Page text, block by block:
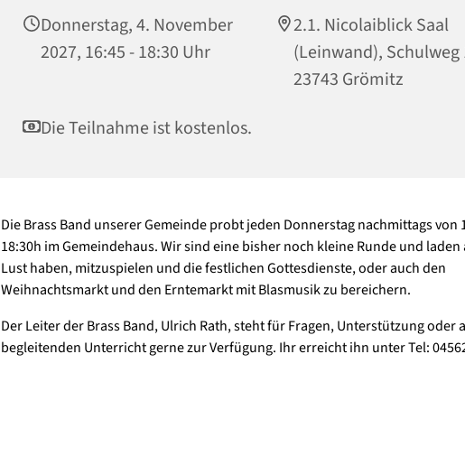
Donnerstag, 4. November
2027, 16:45 - 18:30 Uhr
2.1. Nicolaiblick Saal
(Leinwand), Schulweg
23743 Grömitz
Die Teilnahme ist kostenlos.
Die Brass Band unserer Gemeinde probt jeden Donnerstag nachmittags von
18:30h im Gemeindehaus. Wir sind eine bisher noch kleine Runde und laden
Lust haben, mitzuspielen und die festlichen Gottesdienste, oder auch den
Weihnachtsmarkt und den Erntemarkt mit Blasmusik zu bereichern.
Der Leiter der Brass Band, Ulrich Rath, steht für Fragen, Unterstützung oder
begleitenden Unterricht gerne zur Verfügung. Ihr erreicht ihn unter Tel: